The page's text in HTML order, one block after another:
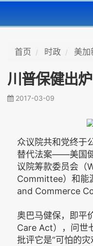
首页 时政 美加
川普保健出
2017-03-09
众议院共和党终于
替代法案——美国
议院筹款委员会（
Committee）和能
and Commerce
奥巴马健保，即平
Care Act），问世
批评它是“可怕的